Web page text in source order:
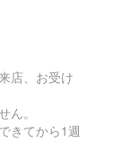
店、お受け
。
きてから1週